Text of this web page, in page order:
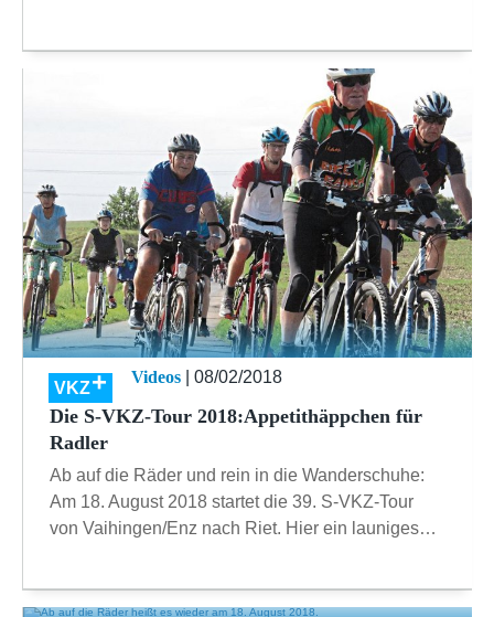
VKZ
Videos | 08/02/2018
Die S-VKZ-Tour 2018:Appetithäppchen für
Radler
Ab auf die Räder und rein in die Wanderschuhe:
Am 18. August 2018 startet die 39. S-VKZ-Tour
von Vaihingen/Enz nach Riet. Hier ein launiges…